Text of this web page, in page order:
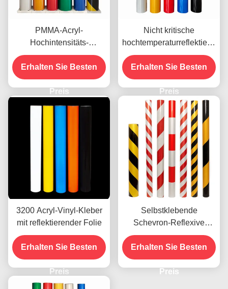
PMMA-Acryl-
Hochintensitäts-
reflektierendes Vinyl für
Straßenschilder
Erhalten Sie Besten
Preis
Nicht kritische
hochtemperaturreflektierende
Vinylfolie, Techniker-
Qualität OEM
Erhalten Sie Besten
Preis
3200 Acryl-Vinyl-Kleber
mit reflektierender Folie
Erhalten Sie Besten
Preis
Selbstklebende
Schevron-Reflexive
Vinylfolie Vinylroll
Werbequalität
Erhalten Sie Besten
Preis